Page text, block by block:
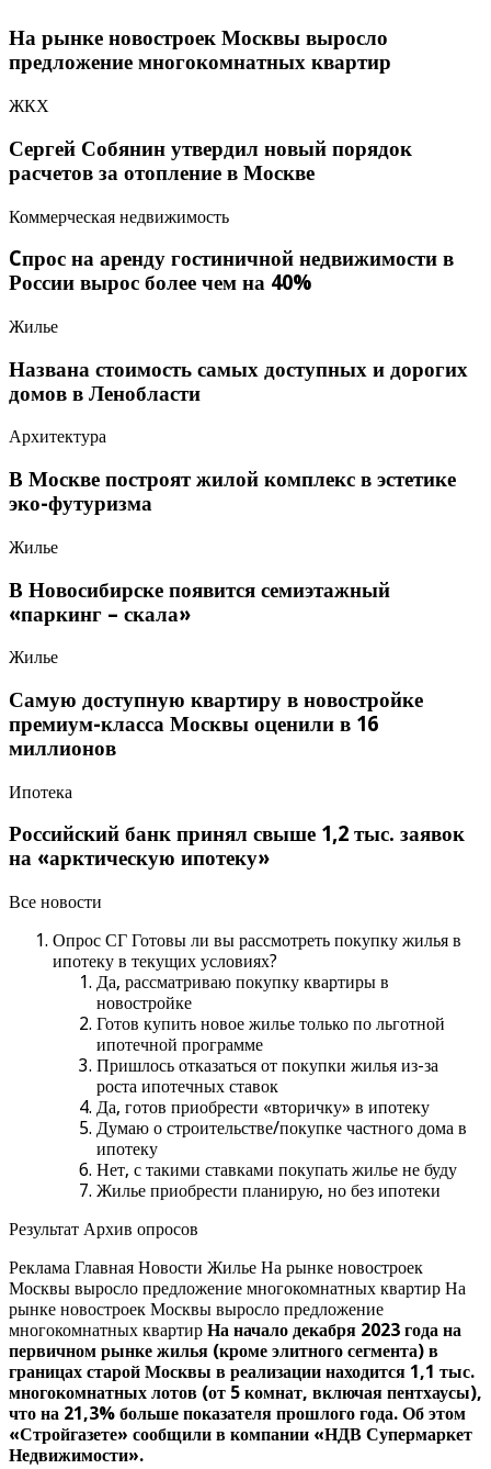
На рынке новостроек Москвы выросло
предложение многокомнатных квартир
ЖКХ
Сергей Собянин утвердил новый порядок
расчетов за отопление в Москве
Коммерческая недвижимость
Cпрос на аренду гостиничной недвижимости в
России вырос более чем на 40%
Жилье
Названа стоимость самых доступных и дорогих
домов в Ленобласти
Архитектура
В Москве построят жилой комплекс в эстетике
эко-футуризма
Жилье
В Новосибирске появится семиэтажный
«паркинг – скала»
Жилье
Самую доступную квартиру в новостройке
премиум-класса Москвы оценили в 16
миллионов
Ипотека
Российский банк принял свыше 1,2 тыс. заявок
на «арктическую ипотеку»
Все новости
Опрос СГ Готовы ли вы рассмотреть покупку жилья в
ипотеку в текущих условиях?
Да, рассматриваю покупку квартиры в
новостройке
Готов купить новое жилье только по льготной
ипотечной программе
Пришлось отказаться от покупки жилья из-за
роста ипотечных ставок
Да, готов приобрести «вторичку» в ипотеку
Думаю о строительстве/покупке частного дома в
ипотеку
Нет, с такими ставками покупать жилье не буду
Жилье приобрести планирую, но без ипотеки
Результат Архив опросов
Реклама Главная Новости Жилье На рынке новостроек
Москвы выросло предложение многокомнатных квартир На
рынке новостроек Москвы выросло предложение
многокомнатных квартир На начало декабря 2023 года на
первичном рынке жилья (кроме элитного сегмента) в
границах старой Москвы в реализации находится 1,1 тыс.
многокомнатных лотов (от 5 комнат, включая пентхаусы),
что на 21,3% больше показателя прошлого года. Об этом
«Стройгазете» сообщили в компании «НДВ Супермаркет
Недвижимости».